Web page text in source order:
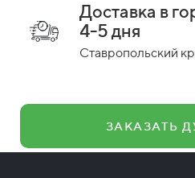
Доставка в
4-5 дня
Ставропольский
ЗАКАЗАТЬ